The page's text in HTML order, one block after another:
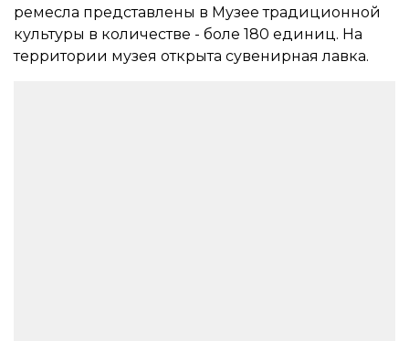
ремесла представлены в Музее традиционной
культуры в количестве - боле 180 единиц. На
территории музея открыта сувенирная лавка.